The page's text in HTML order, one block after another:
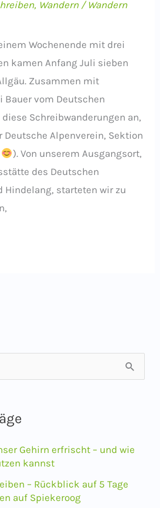
, Wandern/ Wandern
Wochenende mit drei
kamen Anfang Juli sieben
Zusammen mit
Bauer vom Deutschen
Schreibwanderungen an,
Deutsche Alpenverein, Sektion
). Von unserem Ausgangsort,
des Deutschen
Hindelang, starteten wir zu
Gehirn erfrischt – und wie
kannst
– Rückblick auf 5 Tage
auf Spiekeroog